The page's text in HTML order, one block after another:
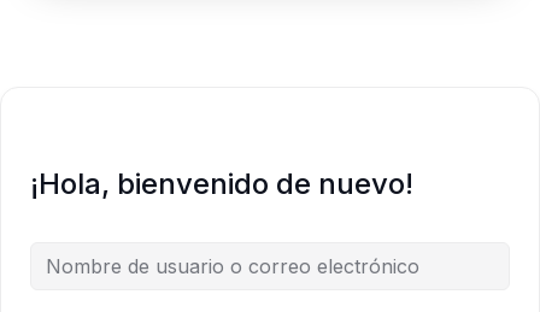
¡Hola, bienvenido de nuevo!